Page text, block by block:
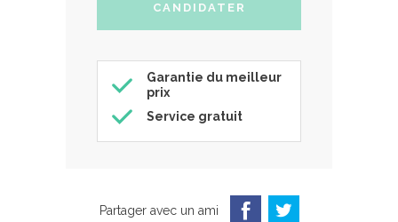
Garantie du meilleur
prix
Service gratuit
Partager avec un ami